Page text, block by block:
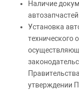
Наличие
Установка
технического
утверждении